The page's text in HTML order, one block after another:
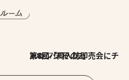
2026.7.30
第8回「同人誌即売会にチャレンジ その2」